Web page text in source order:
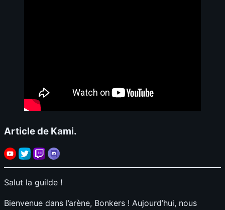
Article de Kami.
Salut la guilde !
Bienvenue dans l’arène, Bonkers ! Aujourd’hui, nous